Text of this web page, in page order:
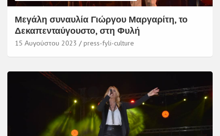
Μεγάλη συναυλία Γιώργου Μαργαρίτη, το
Δεκαπενταύγουστο, στη Φυλή
15 Αυγούστου 2023 press-fyli-culture